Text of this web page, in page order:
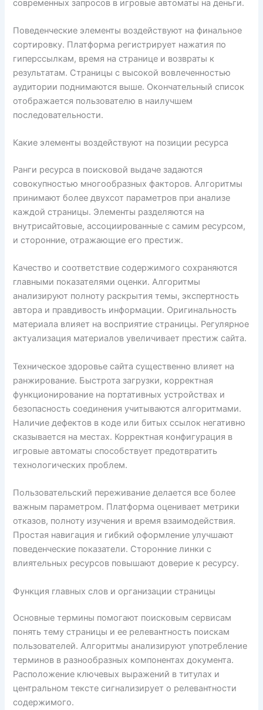
современных запросов в игровые автоматы на деньги.
Поведенческие элементы воздействуют на финальное
сортировку. Платформа регистрирует нажатия по
гиперссылкам, время на странице и возвраты к
результатам. Страницы с высокой вовлеченностью
аудитории поднимаются выше. Окончательный список
отображается пользователю в наилучшем
последовательности.
Какие элементы воздействуют на позиции ресурса
Ранги ресурса в поисковой выдаче задаются
совокупностью многообразных факторов. Алгоритмы
принимают более двухсот параметров при анализе
каждой страницы. Элементы разделяются на
внутрисайтовые, ассоциированные с самим ресурсом,
и сторонние, отражающие его престиж.
Качество и соответствие содержимого сохраняются
главными показателями оценки. Алгоритмы
анализируют полноту раскрытия темы, экспертность
автора и правдивость информации. Оригинальность
материала влияет на восприятие страницы. Регулярное
актуализация материалов увеличивает престиж сайта.
Техническое здоровье сайта существенно влияет на
ранжирование. Быстрота загрузки, корректная
функционирование на портативных устройствах и
безопасность соединения учитываются алгоритмами.
Наличие дефектов в коде или битых ссылок негативно
сказывается на местах. Корректная конфигурация в
игровые автоматы способствует предотвратить
технологических проблем.
Пользовательский переживание делается все более
важным параметром. Платформа оценивает метрики
отказов, полноту изучения и время взаимодействия.
Простая навигация и гибкий оформление улучшают
поведенческие показатели. Сторонние линки с
влиятельных ресурсов повышают доверие к ресурсу.
Функция главных слов и организации страницы
Основные термины помогают поисковым сервисам
понять тему страницы и ее релевантность поискам
пользователей. Алгоритмы анализируют употребление
терминов в разнообразных компонентах документа.
Расположение ключевых выражений в титулах и
центральном тексте сигнализирует о релевантности
содержимого.